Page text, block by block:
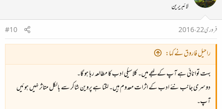
لائبریرین
فروری 22، 2016
#10
راحیل فاروق نے کہا:
بہت توانائی ہے آپ کے لہجے میں۔ کلاسیکی ادب کا مطالعہ رہا ہو گا۔
دوسری جانب نئے ادب کے اثرات معدوم ہیں۔ لگتا ہے پروین شاکر سے بالکل متاثر نہیں ہوئیں
آپ۔